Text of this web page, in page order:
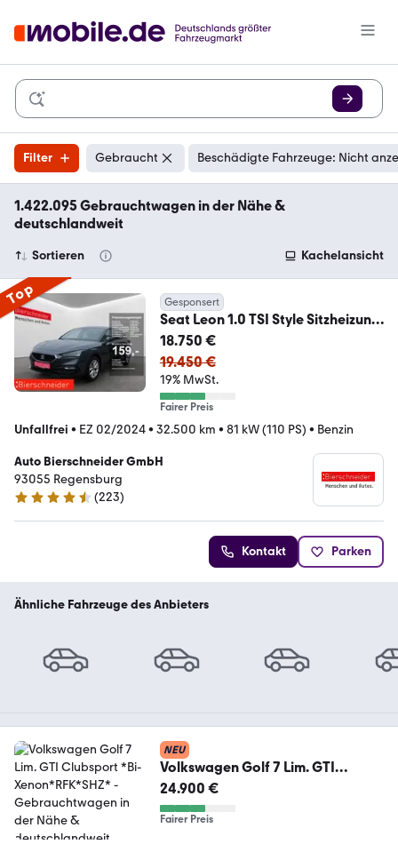
Filter Gebraucht Beschädigte Fahrzeuge: Nicht
1.422.095 Gebrauchtwagen in der Nähe &
deutschlandweit
Sortieren Kachelansicht
Top Gesponsert
Seat Leon 1.0 TSI Style Sitzheizung
Ganzjahresreifen
18.750 €
19.450 €
19% MwSt.
Fairer Preis
Unfallfrei • EZ 02/2024• 32.500 km • 81 kW (110 PS) • Benzin
Auto Bierschneider GmbH
93055 Regensburg
4.4 Sterne
(223)
Kontakt Parken
Ähnliche Fahrzeuge des Anbieters
NEU
Volkswagen Golf 7 Lim. GTI
Clubsport *Bi-Xenon*RFK*SHZ*
24.900 €
Fairer Preis